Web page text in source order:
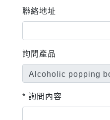
聯絡地址
詢問產品
* 詢問內容